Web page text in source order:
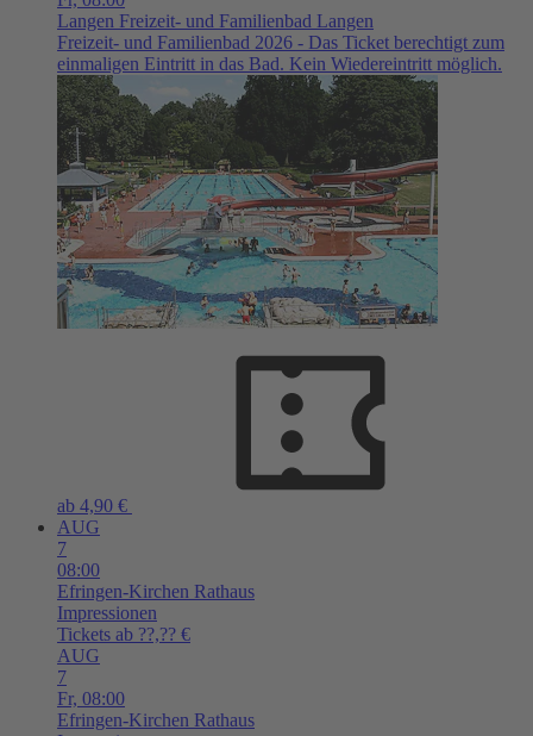
Langen Freizeit- und Familienbad Langen
Freizeit- und Familienbad 2026 - Das Ticket berechtigt zum
einmaligen Eintritt in das Bad. Kein Wiedereintritt möglich.
ab 4,90 €
AUG
7
08:00
Efringen-Kirchen Rathaus
Impressionen
Tickets ab ??,?? €
AUG
7
Fr, 08:00
Efringen-Kirchen Rathaus